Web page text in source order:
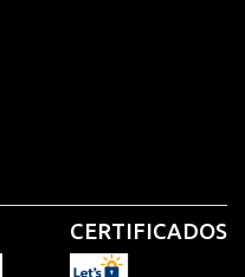
CERTIFICADOS